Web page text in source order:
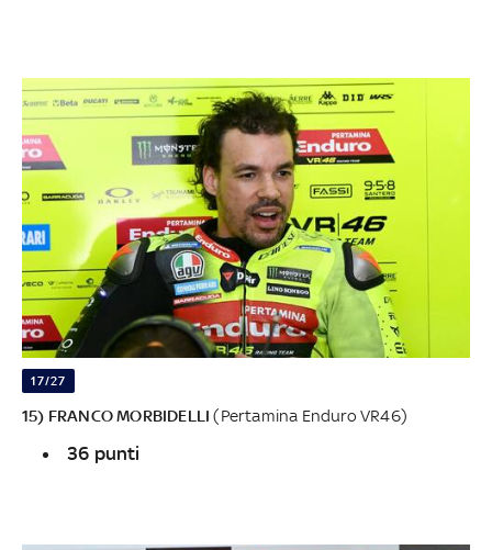
17/27
15) FRANCO MORBIDELLI(Pertamina Enduro VR46)
36 punti